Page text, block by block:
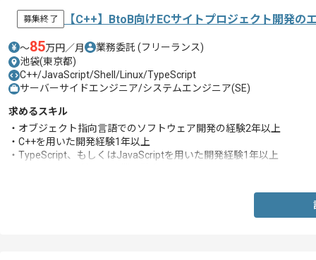
募集終了 【C++】BtoB向けECサイトプロジェクト開発の
〜85万円／月 業務委託 (フリーランス)
池袋(東京都)
C++/JavaScript/Shell/Linux/TypeScript
サーバーサイドエンジニア/システムエンジニア(SE)
求めるスキル
・オブジェクト指向言語でのソフトウェア開発の経験2年以上
・C++を用いた開発経験1年以上
・TypeScript、もしくはJavaScriptを用いた開発経験1年以上